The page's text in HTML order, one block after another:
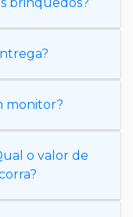
monitor?
o valor de